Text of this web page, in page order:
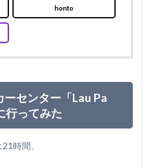
honto
センター「Lau Pa
行ってみた
時間。